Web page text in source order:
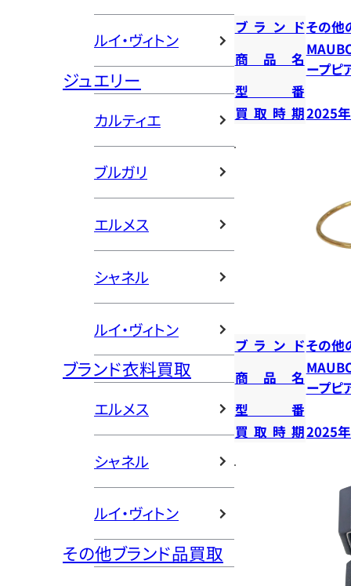
ルイ・ヴィトン
ジュエリー
カルティエ
ブルガリ
エルメス
シャネル
ルイ・ヴィトン
ブランド衣料買取
エルメス
シャネル
ルイ・ヴィトン
その他ブランド品買取
ブランドその他
商品名
ープピ
型番
買取時期2025
ブランドその他
商品名
ープピ
型番
買取時期2025